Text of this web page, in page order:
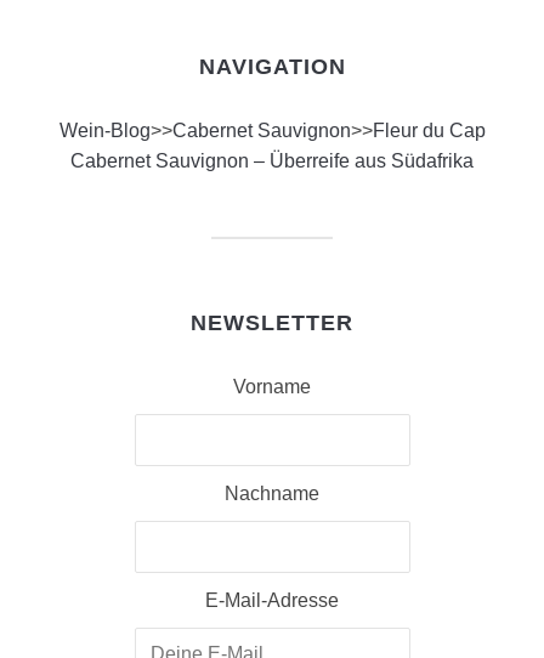
NAVIGATION
Wein-Blog>>Cabernet Sauvignon>>Fleur du Cap
Cabernet Sauvignon – Überreife aus Südafrika
NEWSLETTER
Vorname
Nachname
E-Mail-Adresse